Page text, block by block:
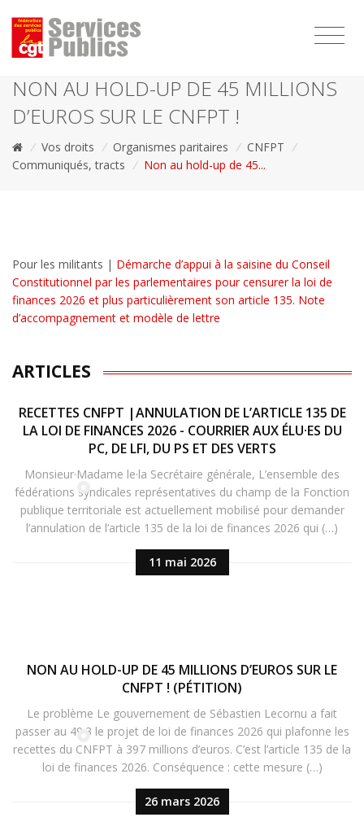
NON AU HOLD-UP DE 45 MILLIONS
D’EUROS SUR LE CNFPT !
/ Vos droits / Organismes paritaires / CNFPT /
Communiqués, tracts / Non au hold-up de 45...
Pour les militants | Démarche d’appui à la saisine du Conseil
Constitutionnel par les parlementaires pour censurer la loi de
finances 2026 et plus particulièrement son article 135. Note
d’accompagnement et modèle de lettre
ARTICLES
11 mai 2026
RECETTES CNFPT |ANNULATION DE L’ARTICLE 135 DE
LA LOI DE FINANCES 2026 - COURRIER AUX ÉLU·ES DU
PC, DE LFI, DU PS ET DES VERTS
Monsieur·Madame le·la Secrétaire générale, L’ensemble des
fédérations syndicales représentatives du champ de la Fonction
publique territoriale est actuellement mobilisé pour demander
l’annulation de l’article 135 de la loi de finances 2026 qui (…)
26 mars 2026
NON AU HOLD-UP DE 45 MILLIONS D’EUROS SUR LE
CNFPT ! (PÉTITION)
Le problème Le gouvernement de Sébastien Lecornu a fait
passer au 49.3 le projet de loi de finances 2026 qui plafonne les
recettes du CNFPT à 397 millions d’euros. C’est l’article 135 de la
loi de finances 2026. Conséquence : cette mesure (…)